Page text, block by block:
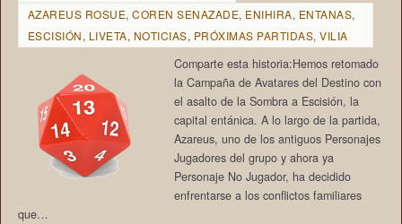
AZAREUS ROSUE,COREN SENAZADE, ENIHIRA, ENTANAS,
ESCISIÓN, LIVETA, NOTICIAS, PRÓXIMAS PARTIDAS,VILIA
Comparte esta historia:Hemos retomado
la Campaña de Avatares del Destino con
el asalto de la Sombra a Escisión, la
capital entánica. A lo largo de la partida,
Azareus, uno de los antiguos Personajes
Jugadores del grupo y ahora ya
Personaje No Jugador, ha decidido
enfrentarse a los conflictos familiares
que…